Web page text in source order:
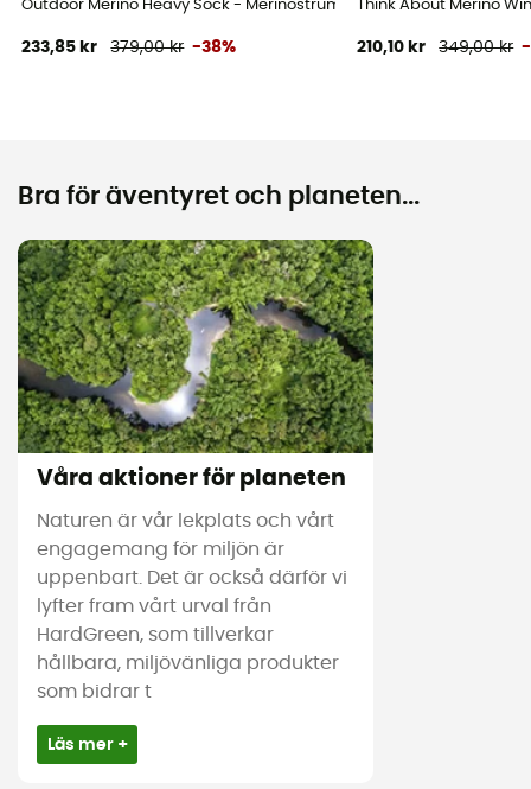
Outdoor Merino Heavy Sock - Merinostrumpor
233,85 kr 379,00 kr -38%
Think About Merino
210,10 kr 349,00 kr -
Bra för äventyret och planeten...
Våra aktioner för planeten
Naturen är vår lekplats och vårt
engagemang för miljön är
uppenbart. Det är också därför vi
lyfter fram vårt urval från
HardGreen, som tillverkar
hållbara, miljövänliga produkter
som bidrar t
Läs mer +